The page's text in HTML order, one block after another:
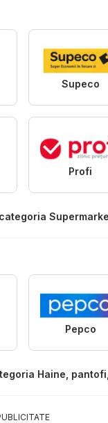
Supeco
Profi
Pepco
Haine,